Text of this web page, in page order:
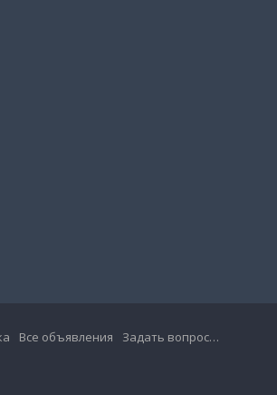
Все объявления
Задать вопрос…